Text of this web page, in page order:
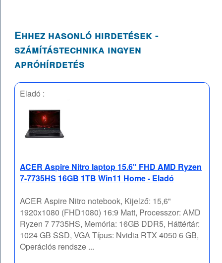
Ehhez hasonló hirdetések -
számítástechnika ingyen
apróhírdetés
Eladó :
ACER Aspire Nitro laptop 15.6" FHD AMD Ryzen
7-7735HS 16GB 1TB Win11 Home - Eladó
ACER Aspire Nitro notebook, Kijelző: 15,6"
1920x1080 (FHD1080) 16:9 Matt, Processzor: AMD
Ryzen 7 7735HS, Memória: 16GB DDR5, Háttértár:
1024 GB SSD, VGA Típus: Nvidia RTX 4050 6 GB,
Operációs rendsze ...